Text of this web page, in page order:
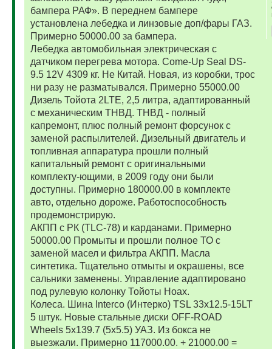
бампера РАФ». В переднем бампере
установлена лебедка и линзовые доп/фары ГАЗ.
Примерно 50000.00 за бампера.
Лебедка автомобильная электрическая с
датчиком перегрева мотора. Come-Up Seal DS-
9.5 12V 4309 кг. Не Китай. Новая, из коробки, трос
ни разу не разматывался. Примерно 55000.00
Дизель Тойота 2LTE, 2,5 литра, адаптированный
с механическим ТНВД. ТНВД - полный
капремонт, плюс полный ремонт форсунок с
заменой распылителей. Дизельный двигатель и
топливная аппаратура прошли полный
капитальный ремонт с оригинальными
комплекту-ющими, в 2009 году они были
доступны. Примерно 180000.00 в комплекте
авто, отдельно дороже. Работоспособность
продемонстрирую.
АКПП с РК (TLC-78) и карданами. Примерно
50000.00 Промыты и прошли полное ТО с
заменой масел и фильтра АКПП. Масла
синтетика. Тщательно отмыты и окрашены, все
сальники заменены. Управление адаптировано
под рулевую колонку Тойоты Ноах.
Колеса. Шина Interco (Интерко) TSL 33x12.5-15LT
5 штук. Новые стальные диски OFF-ROAD
Wheels 5x139.7 (5x5.5) УАЗ. Из бокса не
выезжали. Примерно 117000.00. + 21000.00 =